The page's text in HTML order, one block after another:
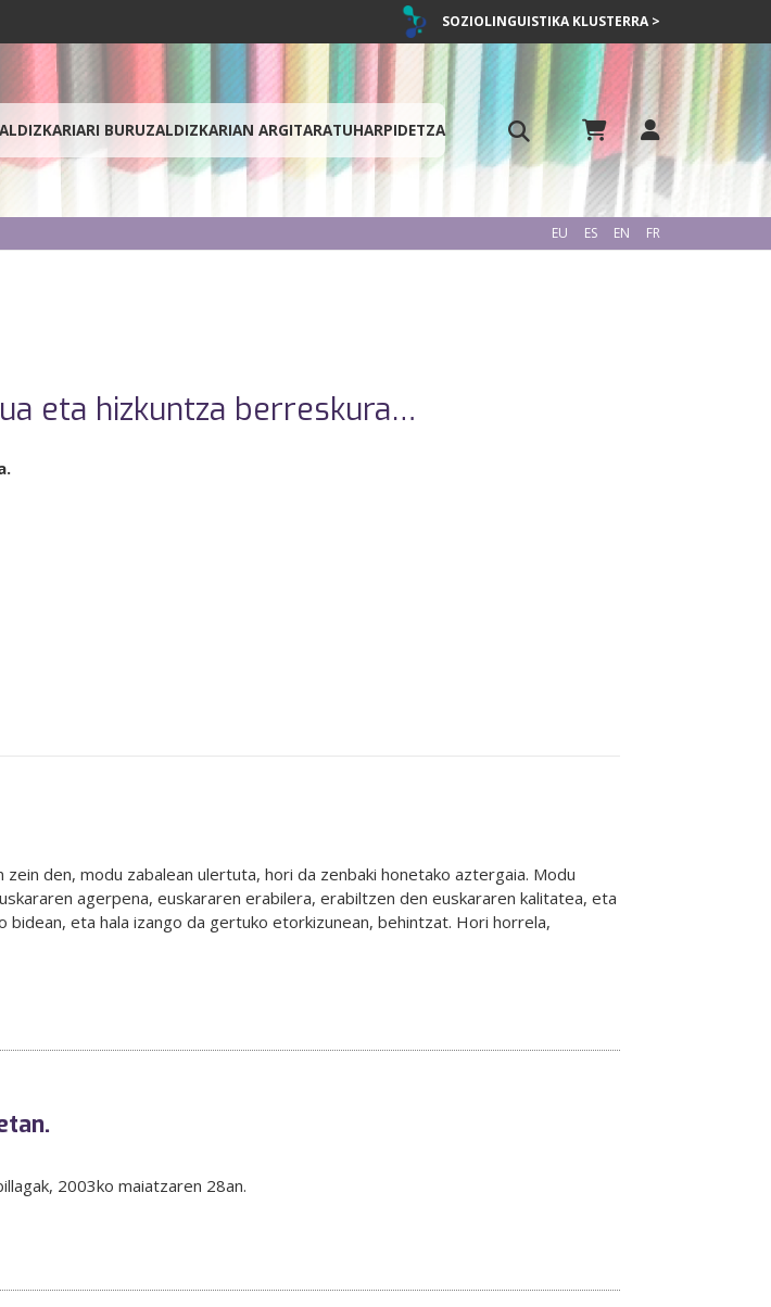
SOZIOLINGUISTIKA KLUSTERRA >
ALDIZKARIARI BURUZALDIZKARIAN ARGITARATUHARPIDETZA
EU ES EN FR
eta hizkuntza berreskura…
den, modu zabalean ulertuta, hori da zenbaki honetako aztergaia. Modu
agerpena, euskararen erabilera, erabiltzen den euskararen kalitatea, eta
eta hala izango da gertuko etorkizunean, behintzat. Hori horrela,
2003ko maiatzaren 28an.